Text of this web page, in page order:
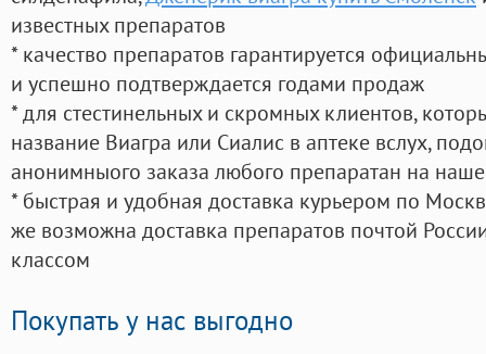
известных препаратов
* качество препаратов гарантируется
и успешно подтверждается годами продаж
* для стестинельных и скромных клиентов,
название Виагра или Сиалис в аптеке вслух,
анонимныого заказа любого препаратан на
* быстрая и удобная доставка курьером по
же возможна доставка препаратов почтой
классом
Покупать у нас выгодно